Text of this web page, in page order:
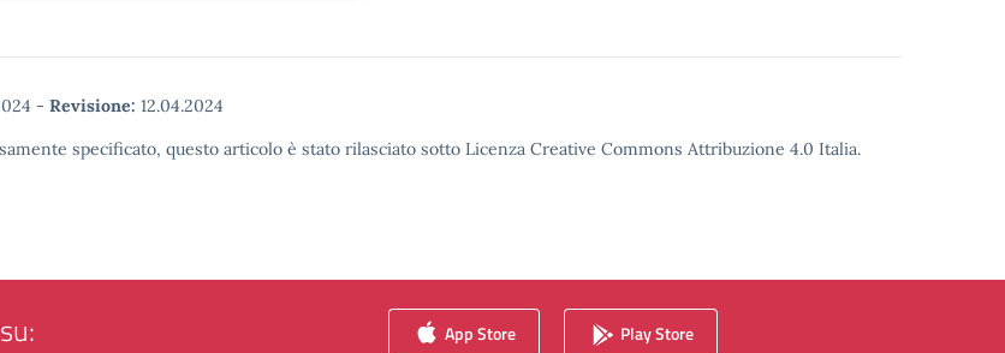
- Revisione: 12.04.2024
specificato, questo articolo è stato rilasciato sotto Licenza Creative Commons Attribuzione 4.0 Italia.
App Store Play Store